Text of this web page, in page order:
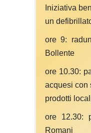
Iniziativa
un
ore 9:
Bollente
ore 10.30:
acquesi con
prodotti
ore 12.30:
Romani